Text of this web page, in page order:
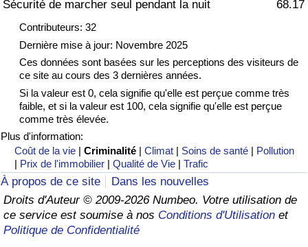
Sécurité de marcher seul pendant la nuit
68.17
Contributeurs: 32
Dernière mise à jour: Novembre 2025
Ces données sont basées sur les perceptions des visiteurs de
ce site au cours des 3 dernières années.
Si la valeur est 0, cela signifie qu'elle est perçue comme très
faible, et si la valeur est 100, cela signifie qu'elle est perçue
comme très élevée.
Plus d'information:
Coût de la vie |Criminalité |Climat | Soins de santé | Pollution
| Prix de l'immobilier |Qualité de Vie |Trafic
À propos de ce site
Dans les nouvelles
Droits d'Auteur © 2009-2026 Numbeo. Votre utilisation de
ce service est soumise à nos Conditions d'Utilisation et
Politique de Confidentialité
Indice de Trafic (Actuel)
Indice de Trafic par Pays